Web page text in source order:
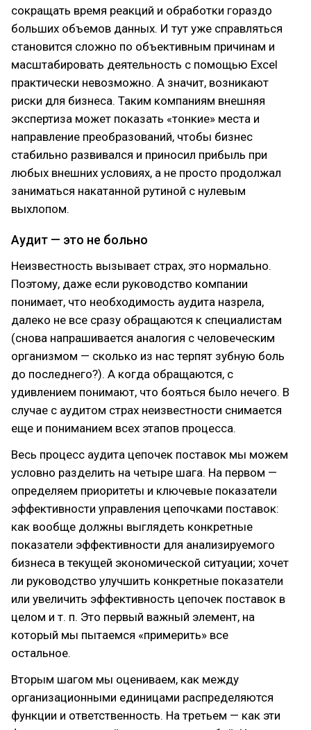
сокращать время реакций и обработки гораздо
больших объемов данных. И тут уже справляться
становится сложно по объективным причинам и
масштабировать деятельность с помощью Excel
практически невозможно. А значит, возникают
риски для бизнеса. Таким компаниям внешняя
экспертиза может показать «тонкие» места и
направление преобразований, чтобы бизнес
стабильно развивался и приносил прибыль при
любых внешних условиях, а не просто продолжал
заниматься накатанной рутиной с нулевым
выхлопом.
Аудит — это не больно
Неизвестность вызывает страх, это нормально.
Поэтому, даже если руководство компании
понимает, что необходимость аудита назрела,
далеко не все сразу обращаются к специалистам
(снова напрашивается аналогия с человеческим
организмом — сколько из нас терпят зубную боль
до последнего?). А когда обращаются, с
удивлением понимают, что бояться было нечего. В
случае с аудитом страх неизвестности снимается
еще и пониманием всех этапов процесса.
Весь процесс аудита цепочек поставок мы можем
условно разделить на четыре шага. На первом —
определяем приоритеты и ключевые показатели
эффективности управления цепочками поставок:
как вообще должны выглядеть конкретные
показатели эффективности для анализируемого
бизнеса в текущей экономической ситуации; хочет
ли руководство улучшить конкретные показатели
или увеличить эффективность цепочек поставок в
целом и т. п. Это первый важный элемент, на
который мы пытаемся «примерить» все
остальное.
Вторым шагом мы оцениваем, как между
организационными единицами распределяются
функции и ответственность. На третьем — как эти